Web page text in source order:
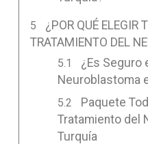
¿POR QUÉ ELEGIR
TRATAMIENTO DEL
¿Es Seguro
Neuroblastoma
Paquete
Tratamiento del
Turquía